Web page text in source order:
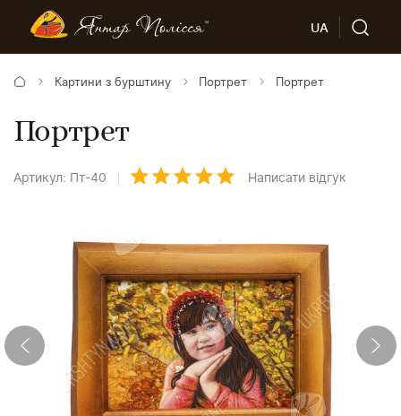
UA
Картини з бурштину Портрет Портрет
Портрет
Артикул: Пт-40 Написати відгук